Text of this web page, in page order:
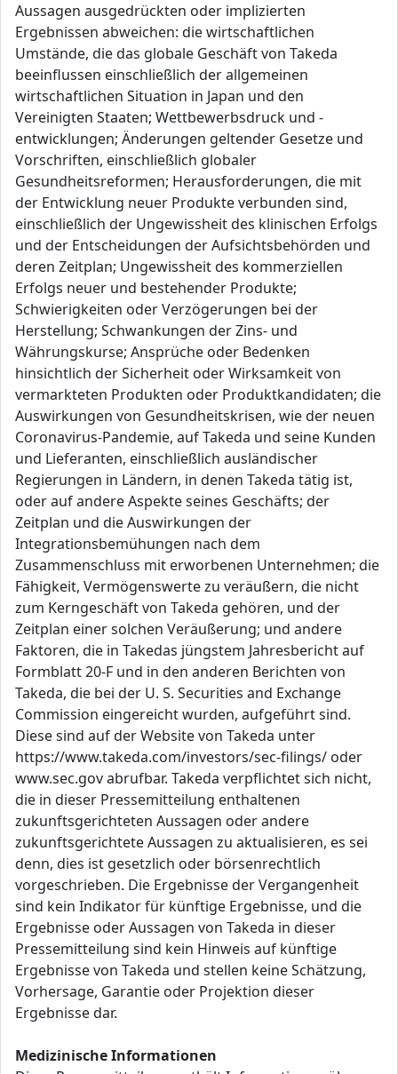
Aussagen ausgedrückten oder implizierten
Ergebnissen abweichen: die wirtschaftlichen
Umstände, die das globale Geschäft von Takeda
beeinflussen einschließlich der allgemeinen
wirtschaftlichen Situation in Japan und den
Vereinigten Staaten; Wettbewerbsdruck und -
entwicklungen; Änderungen geltender Gesetze und
Vorschriften, einschließlich globaler
Gesundheitsreformen; Herausforderungen, die mit
der Entwicklung neuer Produkte verbunden sind,
einschließlich der Ungewissheit des klinischen Erfolgs
und der Entscheidungen der Aufsichtsbehörden und
deren Zeitplan; Ungewissheit des kommerziellen
Erfolgs neuer und bestehender Produkte;
Schwierigkeiten oder Verzögerungen bei der
Herstellung; Schwankungen der Zins- und
Währungskurse; Ansprüche oder Bedenken
hinsichtlich der Sicherheit oder Wirksamkeit von
vermarkteten Produkten oder Produktkandidaten; die
Auswirkungen von Gesundheitskrisen, wie der neuen
Coronavirus-Pandemie, auf Takeda und seine Kunden
und Lieferanten, einschließlich ausländischer
Regierungen in Ländern, in denen Takeda tätig ist,
oder auf andere Aspekte seines Geschäfts; der
Zeitplan und die Auswirkungen der
Integrationsbemühungen nach dem
Zusammenschluss mit erworbenen Unternehmen; die
Fähigkeit, Vermögenswerte zu veräußern, die nicht
zum Kerngeschäft von Takeda gehören, und der
Zeitplan einer solchen Veräußerung; und andere
Faktoren, die in Takedas jüngstem Jahresbericht auf
Formblatt 20-F und in den anderen Berichten von
Takeda, die bei der U. S. Securities and Exchange
Commission eingereicht wurden, aufgeführt sind.
Diese sind auf der Website von Takeda unter
https://www.takeda.com/investors/sec-filings/ oder
www.sec.gov abrufbar. Takeda verpflichtet sich nicht,
die in dieser Pressemitteilung enthaltenen
zukunftsgerichteten Aussagen oder andere
zukunftsgerichtete Aussagen zu aktualisieren, es sei
denn, dies ist gesetzlich oder börsenrechtlich
vorgeschrieben. Die Ergebnisse der Vergangenheit
sind kein Indikator für künftige Ergebnisse, und die
Ergebnisse oder Aussagen von Takeda in dieser
Pressemitteilung sind kein Hinweis auf künftige
Ergebnisse von Takeda und stellen keine Schätzung,
Vorhersage, Garantie oder Projektion dieser
Ergebnisse dar.
Medizinische Informationen